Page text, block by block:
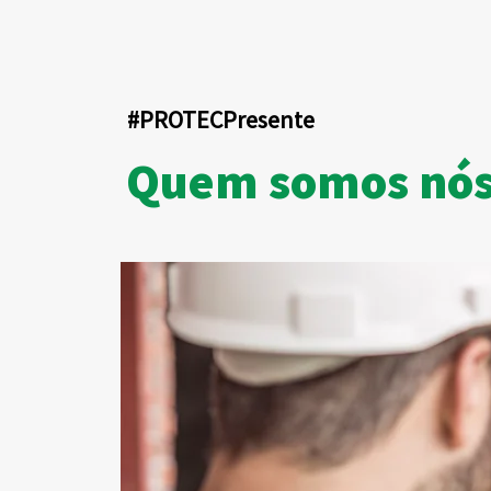
#PROTECPresente
Quem somos